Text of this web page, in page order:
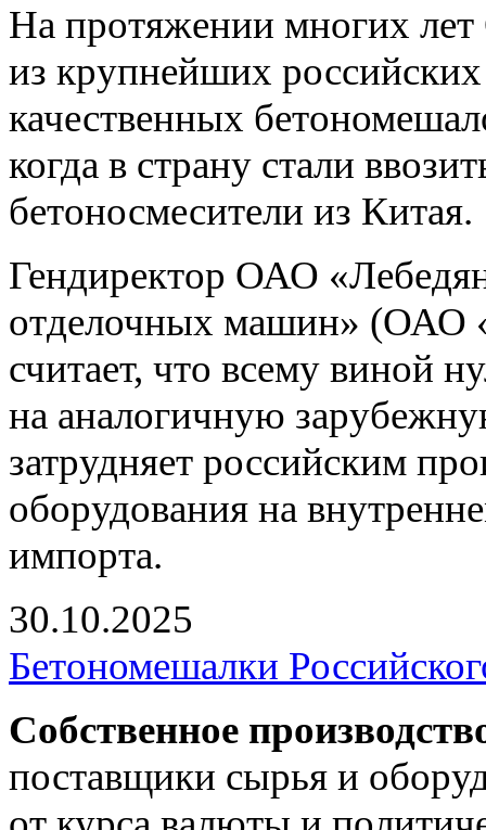
На протяжении многих
из крупнейших
качественных
когда в страну стали
бетоносмесители из Китая.
Гендиректор ОАО
отделочных машин»
считает, что всему виной
на аналогичную
затрудняет российским
оборудования на
импорта.
30.10.2025
Бетономешалки
Собственное
поставщики сырья и